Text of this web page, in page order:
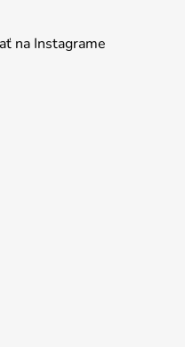
na Instagrame